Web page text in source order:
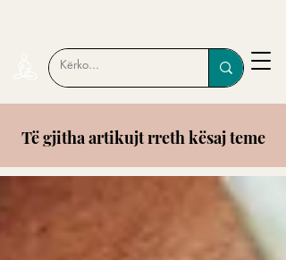
Të gjitha artikujt rreth kësaj teme